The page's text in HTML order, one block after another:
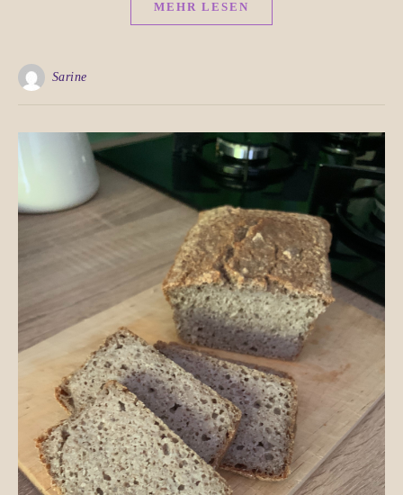
MEHR LESEN
Sarine